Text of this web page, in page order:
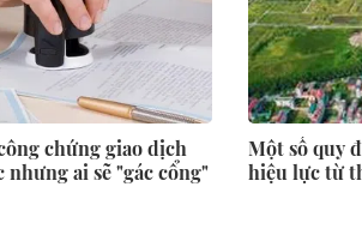
chứng giao dịch
ai sẽ "gác cổng"
Một số quy
hiệu lực từ